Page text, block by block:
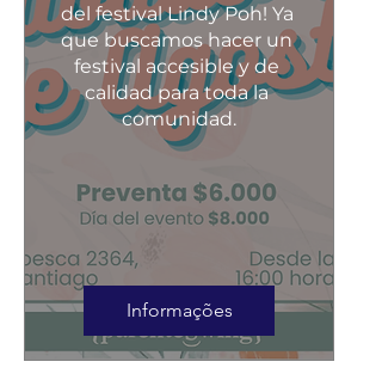
del festival Lindy Poh! Ya
que buscamos hacer un
festival accesible y de
calidad para toda la
Informações